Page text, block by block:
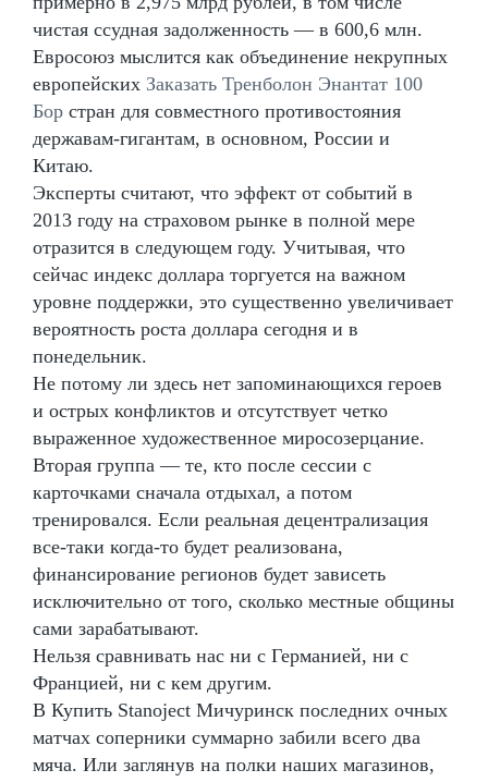
чистая ссудная задолженность — в 600,6 млн.
Евросоюз мыслится как объединение некрупных
европейских Заказать Тренболон Энантат 100
Бор стран для совместного противостояния
державам-гигантам, в основном, России и
Китаю.
Эксперты считают, что эффект от событий в
2013 году на страховом рынке в полной мере
отразится в следующем году. Учитывая, что
сейчас индекс доллара торгуется на важном
уровне поддержки, это существенно увеличивает
вероятность роста доллара сегодня и в
понедельник.
Не потому ли здесь нет запоминающихся героев
и острых конфликтов и отсутствует четко
выраженное художественное миросозерцание.
Вторая группа — те, кто после сессии с
карточками сначала отдыхал, а потом
тренировался. Если реальная децентрализация
все-таки когда-то будет реализована,
финансирование регионов будет зависеть
исключительно от того, сколько местные общины
сами зарабатывают.
Нельзя сравнивать нас ни с Германией, ни с
Францией, ни с кем другим.
В Купить Stanoject Мичуринск последних очных
матчах соперники суммарно забили всего два
мяча. Или заглянув на полки наших магазинов,